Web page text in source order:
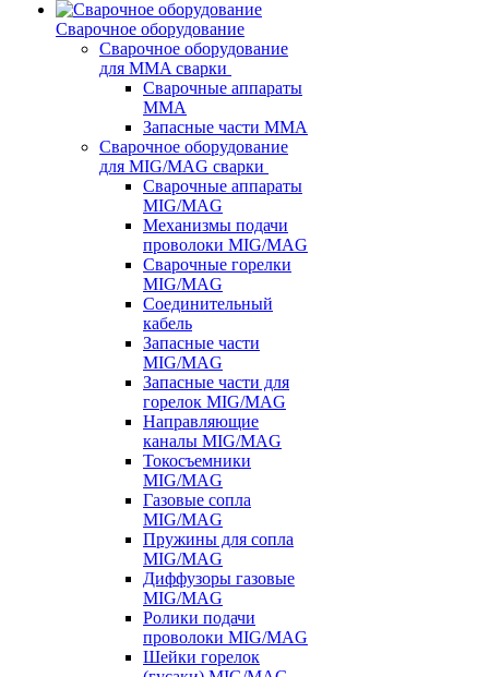
Сварочное оборудование
Сварочное оборудование
для MMA сварки
Сварочные аппараты
MMA
Запасные части MMA
Сварочное оборудование
для MIG/MAG сварки
Сварочные аппараты
MIG/MAG
Механизмы подачи
проволоки MIG/MAG
Сварочные горелки
MIG/MAG
Соединительный
кабель
Запасные части
MIG/MAG
Запасные части для
горелок MIG/MAG
Направляющие
каналы MIG/MAG
Токосъемники
MIG/MAG
Газовые сопла
MIG/MAG
Пружины для сопла
MIG/MAG
Диффузоры газовые
MIG/MAG
Ролики подачи
проволоки MIG/MAG
Шейки горелок